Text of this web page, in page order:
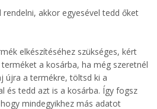
akkor egyesével tedd őket
elkészítéséhez szükséges, kért
a kosárba, ha még szeretnél
újra a termékre, töltsd ki a
és tedd azt is a kosárba. Így fogsz
mindegyikhez más adatot